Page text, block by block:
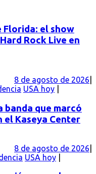
Florida: el show
Rock Live en
8 de agosto de 2026
USA hoy
banda que marcó
el Kaseya Center
8 de agosto de 2026
USA hoy